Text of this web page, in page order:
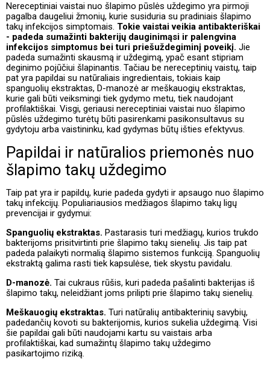
Nereceptiniai vaistai nuo šlapimo pūslės uždegimo yra pirmoji
pagalba daugeliui žmonių, kurie susiduria su pradiniais šlapimo
takų infekcijos simptomais. Tokie vaistai veikia antibakteriškai
- padeda sumažinti bakterijų dauginimąsi ir palengvina
infekcijos simptomus bei turi priešuždegiminį poveikį. Jie
padeda sumažinti skausmą ir uždegimą, ypač esant stipriam
deginimo pojūčiui šlapinantis. Tačiau be nereceptinių vaistų, taip
pat yra papildai su natūraliais ingredientais, tokiais kaip
spanguolių ekstraktas, D-manozė ar meškauogių ekstraktas,
kurie gali būti veiksmingi tiek gydymo metu, tiek naudojant
profilaktiškai. Visgi, geriausi nereceptiniai vaistai nuo šlapimo
pūslės uždegimo turėtų būti pasirenkami pasikonsultavus su
gydytoju arba vaistininku, kad gydymas būtų išties efektyvus.
Papildai ir natūralios priemonės nuo
šlapimo takų uždegimo
Taip pat yra ir papildų, kurie padeda gydyti ir apsaugo nuo šlapimo
takų infekcijų. Populiariausios medžiagos šlapimo takų ligų
prevencijai ir gydymui:
Spanguolių ekstraktas. Pastarasis turi medžiagų, kurios trukdo
bakterijoms prisitvirtinti prie šlapimo takų sienelių. Jis taip pat
padeda palaikyti normalią šlapimo sistemos funkciją. Spanguolių
ekstraktą galima rasti tiek kapsulėse, tiek skystu pavidalu.
D-manozė. Tai cukraus rūšis, kuri padeda pašalinti bakterijas iš
šlapimo takų, neleidžiant joms prilipti prie šlapimo takų sienelių.
Meškauogių ekstraktas. Turi natūralių antibakterinių savybių,
padedančių kovoti su bakterijomis, kurios sukelia uždegimą. Visi
šie papildai gali būti naudojami kartu su vaistais arba
profilaktiškai, kad sumažintų šlapimo takų uždegimo
pasikartojimo riziką.